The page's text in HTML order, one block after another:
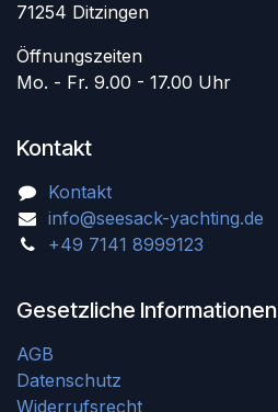
71254 Ditzingen
Öffnungszeiten
Mo. - Fr. 9.00 - 17.00 Uhr
Kontakt
Kontakt
info@seesack-yachting.de
+49 7141 8999123
Gesetzliche Informationen
AGB
Datenschutz
Widerrufsrecht